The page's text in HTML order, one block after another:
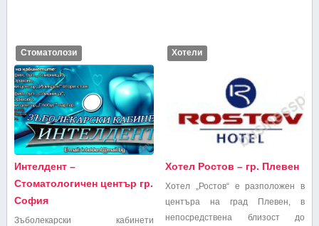
Стоматолози
Интелдент –
Стоматологичен център гр.
София
Зъболекарски кабинети
Хотели
Хотел Ростов – гр. Плевен
Хотел „Ростов“ е разположен в
центъра на град Плевен, в
непосредствена близост до